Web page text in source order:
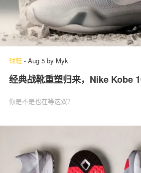
球鞋 - Aug 5 by Myk
经典战靴重塑归来，Nike Kobe
你是不是也在等这双？